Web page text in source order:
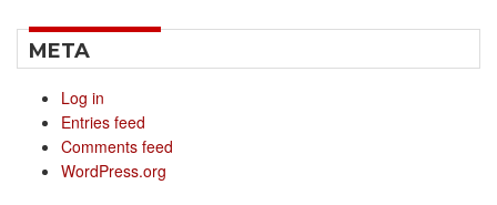
META
Log in
Entries feed
Comments feed
WordPress.org